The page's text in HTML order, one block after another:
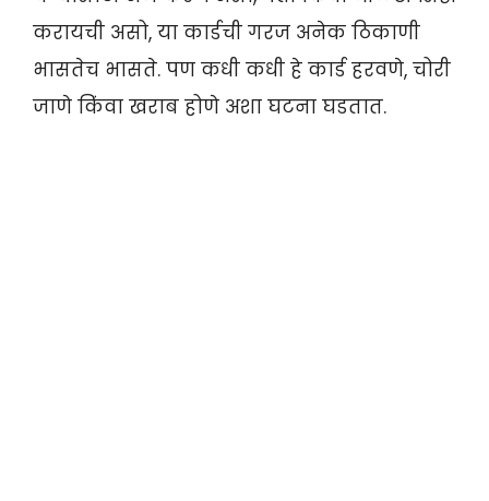
करायची असो, या कार्डची गरज अनेक ठिकाणी
भासतेच भासते. पण कधी कधी हे कार्ड हरवणे, चोरी
जाणे किंवा खराब होणे अशा घटना घडतात.